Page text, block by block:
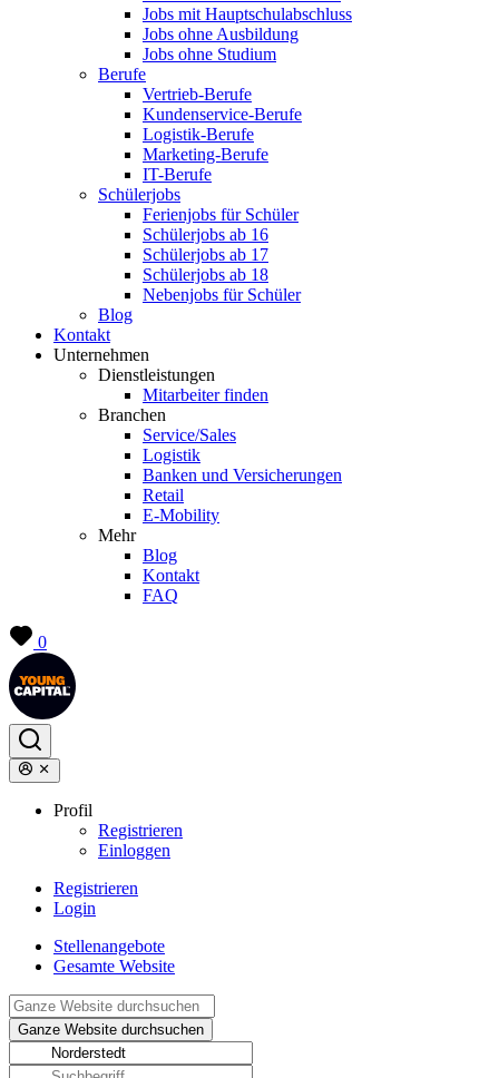
Jobs mit Hauptschulabschluss
Jobs ohne Ausbildung
Jobs ohne Studium
Berufe
Vertrieb-Berufe
Kundenservice-Berufe
Logistik-Berufe
Marketing-Berufe
IT-Berufe
Schülerjobs
Ferienjobs für Schüler
Schülerjobs ab 16
Schülerjobs ab 17
Schülerjobs ab 18
Nebenjobs für Schüler
Blog
Kontakt
Unternehmen
Dienstleistungen
Mitarbeiter finden
Branchen
Service/Sales
Logistik
Banken und Versicherungen
Retail
E-Mobility
Mehr
Blog
Kontakt
FAQ
0
Profil
Registrieren
Einloggen
Registrieren
Login
Stellenangebote
Gesamte Website